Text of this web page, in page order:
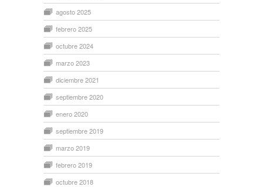
agosto 2025
febrero 2025
octubre 2024
marzo 2023
diciembre 2021
septiembre 2020
enero 2020
septiembre 2019
marzo 2019
febrero 2019
octubre 2018